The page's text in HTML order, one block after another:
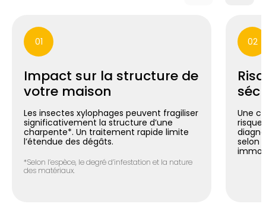
01
Impact sur la structure de
votre maison
Les insectes xylophages peuvent fragiliser
significativement la structure d’une
charpente*. Un traitement rapide limite
l’étendue des dégâts.
*Selon l’espèce, le degré d’infestation et la nature
des matériaux.
02
Une
risque
selon